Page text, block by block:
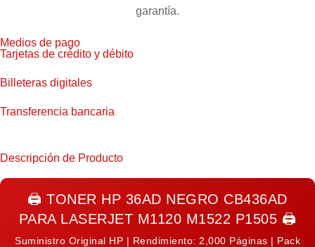
garantía.
Medios de pago
Tarjetas de crédito y débito
Billeteras digitales
Transferencia bancaria
Descripción de Producto
🖨️TONER HP 36AD NEGRO CB436AD
PARA LASERJET M1120 M1522 P1505 🖨️
Suministro Original HP | Rendimiento: 2,000 Páginas | Pack